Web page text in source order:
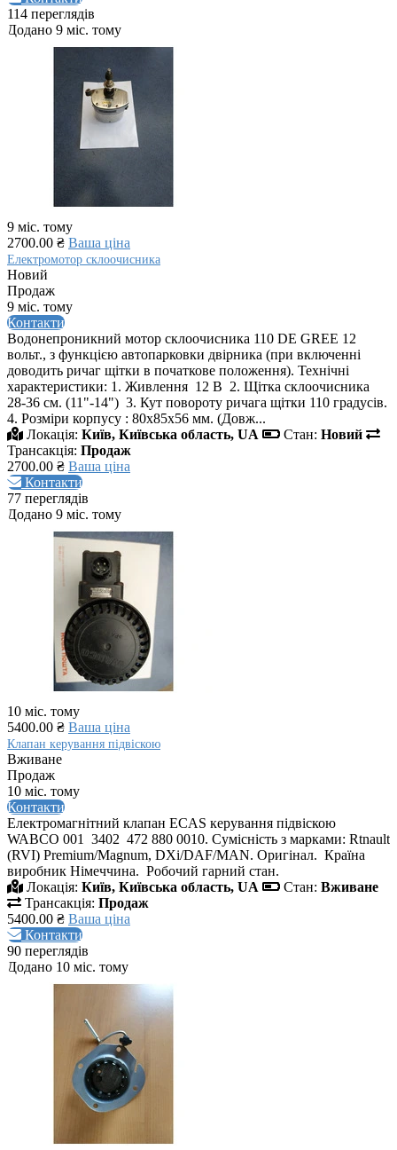
114 переглядів
Додано 9 міс. тому
9 міс. тому
2700.00 ₴ Ваша ціна
Електромотор склоочисника
Новий
Продаж
9 міс. тому
Контакти
Водонепроникний мотор склоочисника 110 DE GREE 12
вольт., з функцією автопарковки двірника (при включенні
доводить ричаг щітки в початкове положення). Технічні
характеристики: 1. Живлення 12 В 2. Щітка склоочисника
28-36 см. (11"-14") 3. Кут повороту ричага щітки 110 градусів.
4. Розміри корпусу : 80х85х56 мм. (Довж...
Локація: Київ, Київська область, UA Стан: Новий
Трансакція: Продаж
2700.00 ₴ Ваша ціна
Контакти
77 переглядів
Додано 9 міс. тому
10 міс. тому
5400.00 ₴ Ваша ціна
Клапан керування підвіскою
Вживане
Продаж
10 міс. тому
Контакти
Електромагнітний клапан ECAS керування підвіскою
WABCO 001 3402 472 880 0010. Сумісність з марками: Rtnault
(RVI) Premium/Magnum, DXi/DAF/MAN. Оригінал. Країна
виробник Німеччина. Робочий гарний стан.
Локація: Київ, Київська область, UA Стан: Вживане
Трансакція: Продаж
5400.00 ₴ Ваша ціна
Контакти
90 переглядів
Додано 10 міс. тому